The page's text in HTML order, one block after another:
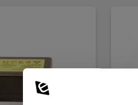
Sender: IP54 (IP65